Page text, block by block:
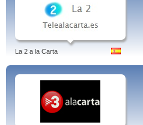
La 2 a la Carta